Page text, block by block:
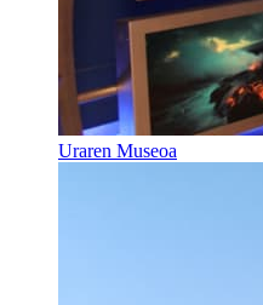
Uraren Museoa